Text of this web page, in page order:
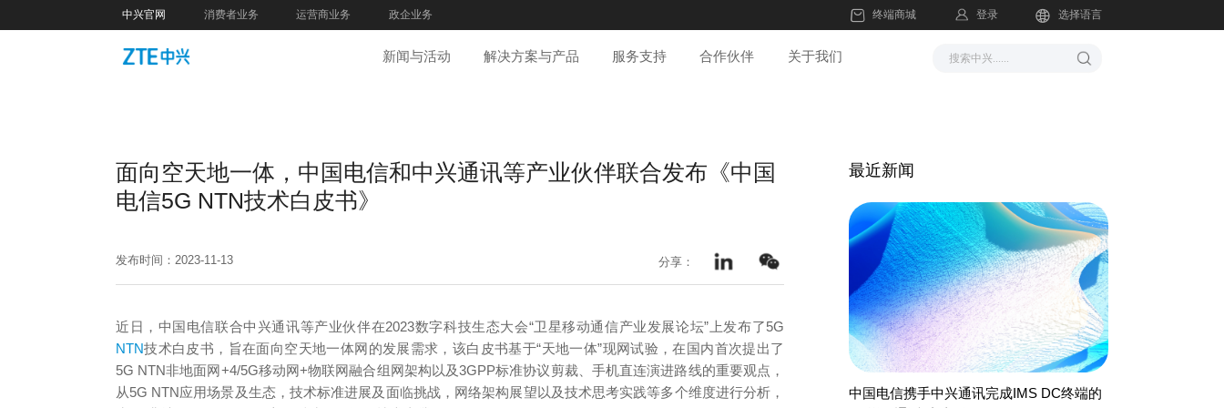
中兴官网 消费者业务 运营商业务 政企业务 终端商城 登录 选择语言
新闻与活动 解决方案与产品 服务支持 合作伙伴 关于我们
面向空天地一体，中国电信和中兴通讯等产业伙伴联合发布《中国
电信5G NTN技术白皮书》
发布时间：2023-11-13 分享：
近日，中国电信联合中兴通讯等产业伙伴在2023数字科技生态大会“卫星移动通信产业发展论坛”上发布了5G
NTN技术白皮书，旨在面向空天地一体网的发展需求，该白皮书基于“天地一体”现网试验，在国内首次提出了
5G NTN非地面网+4/5G移动网+物联网融合组网架构以及3GPP标准协议剪裁、手机直连演进路线的重要观点，
从5G NTN应用场景及生态，技术标准进展及面临挑战，网络架构展望以及技术思考实践等多个维度进行分析，
最近新闻
中国电信携手中兴通讯完成IMS DC终端的